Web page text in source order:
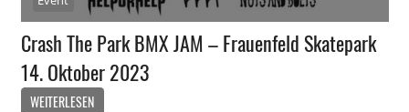
Crash The Park BMX JAM – Frauenfeld Skatepark
14. Oktober 2023
WEITERLESEN